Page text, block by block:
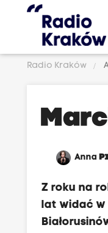
Radio Kraków
Anna
Z roku na
lat widać w